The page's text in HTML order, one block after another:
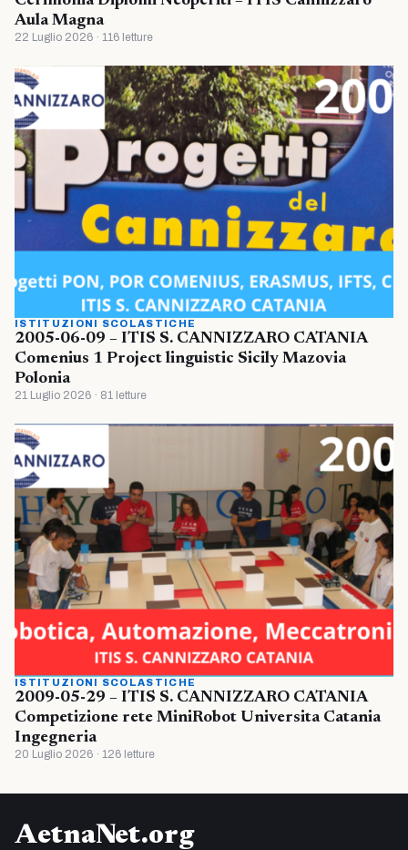
Aula Magna
22 Luglio 2026 · 116 letture
ISTITUZIONI SCOLASTICHE
2005-06-09 – ITIS S. CANNIZZARO CATANIA
Comenius 1 Project linguistic Sicily Mazovia
Polonia
21 Luglio 2026 · 81 letture
ISTITUZIONI SCOLASTICHE
2009-05-29 – ITIS S. CANNIZZARO CATANIA
Competizione rete MiniRobot Universita Catania
Ingegneria
20 Luglio 2026 · 126 letture
AetnaNet.org